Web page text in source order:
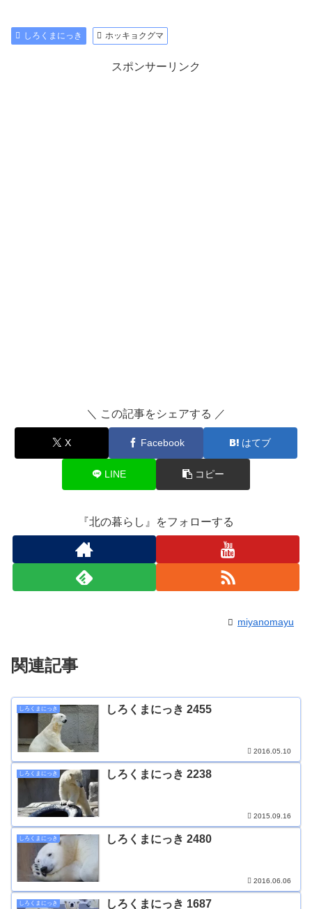
しろくまにっき ホッキョクグマ
スポンサーリンク
＼ この記事をシェアする ／
X Facebook はてブ
LINE コピー
『北の暮らし』をフォローする
miyanomayu
関連記事
しろくまにっき しろくまにっき 2455
2016.05.10
しろくまにっき しろくまにっき 2238
2015.09.16
しろくまにっき しろくまにっき 2480
2016.06.06
しろくまにっき しろくまにっき 1687